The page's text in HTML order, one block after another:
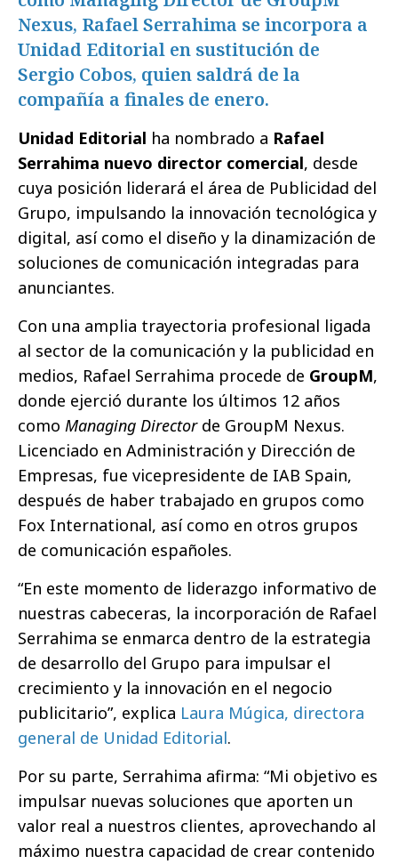
Nexus, Rafael Serrahima se incorpora a
Unidad Editorial en sustitución de
Sergio Cobos, quien saldrá de la
compañía a finales de enero.
Unidad Editorial ha nombrado a Rafael
Serrahima nuevo director comercial, desde
cuya posición liderará el área de Publicidad del
Grupo, impulsando la innovación tecnológica y
digital, así como el diseño y la dinamización de
soluciones de comunicación integradas para
anunciantes.
Con una amplia trayectoria profesional ligada
al sector de la comunicación y la publicidad en
medios, Rafael Serrahima procede de GroupM,
donde ejerció durante los últimos 12 años
como Managing Directorde GroupM Nexus.
Licenciado en Administración y Dirección de
Empresas, fue vicepresidente de IAB Spain,
después de haber trabajado en grupos como
Fox International, así como en otros grupos
de comunicación españoles.
“En este momento de liderazgo informativo de
nuestras cabeceras, la incorporación de Rafael
Serrahima se enmarca dentro de la estrategia
de desarrollo del Grupo para impulsar el
crecimiento y la innovación en el negocio
publicitario”, explica Laura Múgica, directora
general de Unidad Editorial.
Por su parte, Serrahima afirma: “Mi objetivo es
impulsar nuevas soluciones que aporten un
valor real a nuestros clientes, aprovechando al
máximo nuestra capacidad de crear contenido